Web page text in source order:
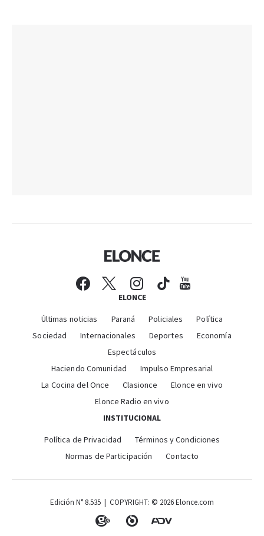
ELONCE
Últimas noticias Paraná Policiales
Política
Sociedad
Internacionales Deportes
Economía
Espectáculos
Haciendo Comunidad
Impulso Empresarial
La Cocina del Once
Clasionce
Elonce en vivo
Elonce Radio en vivo
INSTITUCIONAL
Política de Privacidad
Términos y Condiciones
Normas de Participación
Contacto
Edición N° 8.535 | COPYRIGHT: © 2026 Elonce.com